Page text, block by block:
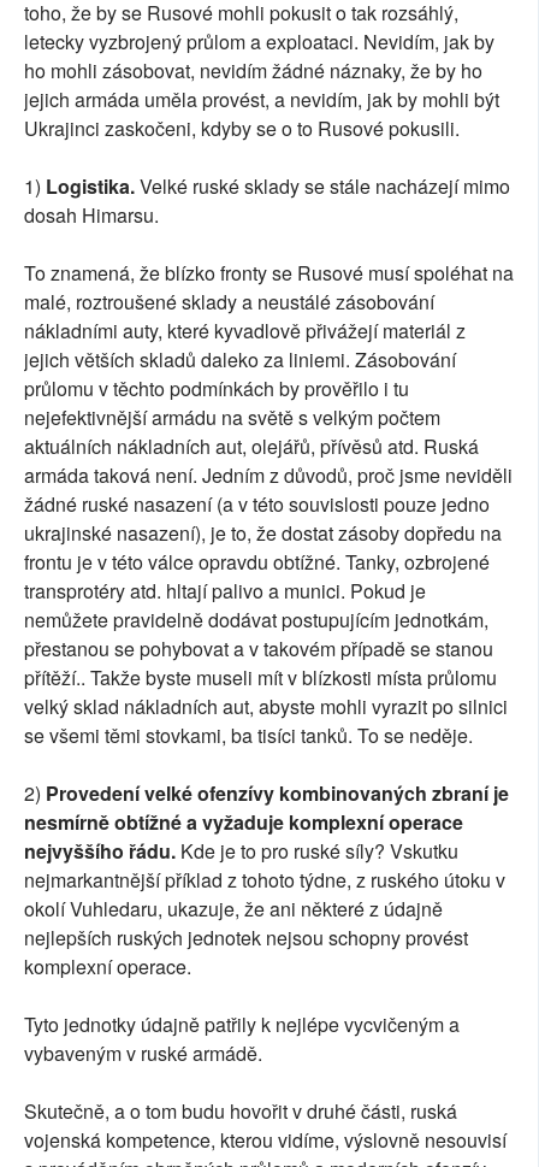
toho, že by se Rusové mohli pokusit o tak rozsáhlý,
letecky vyzbrojený průlom a exploataci. Nevidím, jak by
ho mohli zásobovat, nevidím žádné náznaky, že by ho
jejich armáda uměla provést, a nevidím, jak by mohli být
Ukrajinci zaskočeni, kdyby se o to Rusové pokusili.
1) Logistika.Velké ruské sklady se stále nacházejí mimo
dosah Himarsu.
To znamená, že blízko fronty se Rusové musí spoléhat na
malé, roztroušené sklady a neustálé zásobování
nákladními auty, které kyvadlově přivážejí materiál z
jejich větších skladů daleko za liniemi. Zásobování
průlomu v těchto podmínkách by prověřilo i tu
nejefektivnější armádu na světě s velkým počtem
aktuálních nákladních aut, olejářů, přívěsů atd. Ruská
armáda taková není. Jedním z důvodů, proč jsme neviděli
žádné ruské nasazení (a v této souvislosti pouze jedno
ukrajinské nasazení), je to, že dostat zásoby dopředu na
frontu je v této válce opravdu obtížné. Tanky, ozbrojené
transprotéry atd. hltají palivo a munici. Pokud je
nemůžete pravidelně dodávat postupujícím jednotkám,
přestanou se pohybovat a v takovém případě se stanou
přítěží.. Takže byste museli mít v blízkosti místa průlomu
velký sklad nákladních aut, abyste mohli vyrazit po silnici
se všemi těmi stovkami, ba tisíci tanků. To se neděje.
2) Provedení velké ofenzívy kombinovaných zbraní je
nesmírně obtížné a vyžaduje komplexní operace
nejvyššího řádu. Kde je to pro ruské síly? Vskutku
nejmarkantnější příklad z tohoto týdne, z ruského útoku v
okolí Vuhledaru, ukazuje, že ani některé z údajně
nejlepších ruských jednotek nejsou schopny provést
komplexní operace.
Tyto jednotky údajně patřily k nejlépe vycvičeným a
vybaveným v ruské armádě.
Skutečně, a o tom budu hovořit v druhé části, ruská
vojenská kompetence, kterou vidíme, výslovně nesouvisí